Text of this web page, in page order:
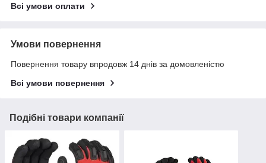
Всі умови оплати
Умови повернення
Повернення товару впродовж 14 днів за домовленістю
Всі умови повернення
Подібні товари компанії